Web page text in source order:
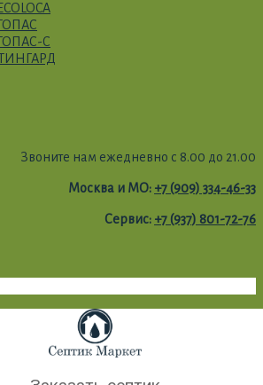
С
Звоните нам ежедневно с 8.00 до 21.00
Москва и МО: +7 (909) 334-46-33
Сервис: +7 (937) 801-72-76